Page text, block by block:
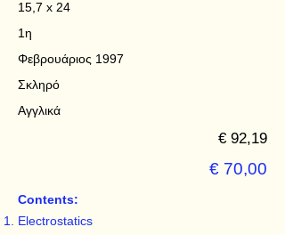
15,7 x 24
1η
Φεβρουάριος 1997
Σκληρό
Αγγλικά
€ 92,19
€ 70,00
Contents:
Electrostatics